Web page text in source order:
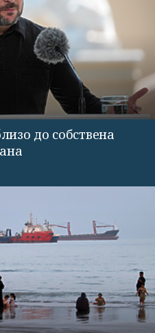
до собствена